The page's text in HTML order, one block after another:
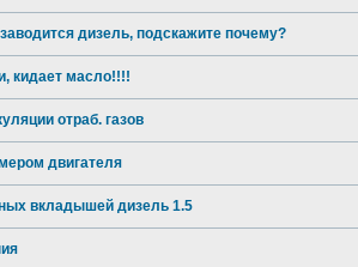
дизель, подскажите почему?
кидает масло!!!!
отраб. газов
двигателя
вкладышей дизель 1.5